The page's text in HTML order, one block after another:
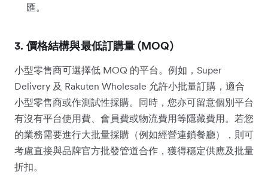
匯。
3. 價格結構與最低訂購量 (MOQ)
小型零售商可選擇低 MOQ 的平台。例如，Super
Delivery 及 Rakuten Wholesale 允許小批量訂購，適合
小型零售商或作測試性採購。同時，您亦可留意個別平台
有沒有平台使用費、會員費或物流費用等隱藏費用。若您
的業務需要進行大批量採購（例如經營連鎖餐廳），則可
考慮直接與品牌官方批發管道合作，獲得穩定供應及批量
折扣。